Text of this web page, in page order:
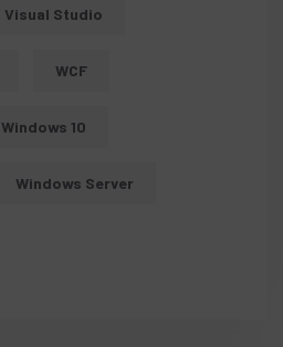
Visual Studio
WCF
Windows 10
Windows Server